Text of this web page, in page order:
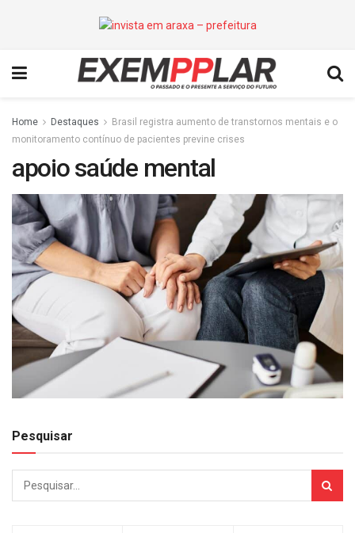
Home Destaques
Brasil registra aumento de transtornos mentais e o
monitoramento contínuo de pacientes previne crises
apoio saúde mental
Pesquisar